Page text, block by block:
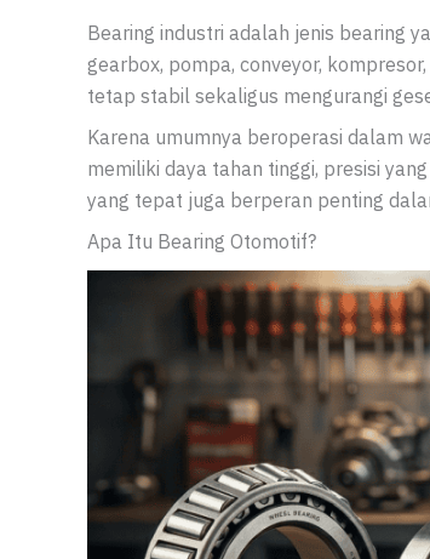
Bearing industri adalah jenis bearing
gearbox, pompa, conveyor,
tetap stabil sekaligus mengurangi
Karena umumnya beroperasi dalam
memiliki daya tahan tinggi, presisi
yang tepat juga berperan penting
Apa Itu Bearing Otomotif?